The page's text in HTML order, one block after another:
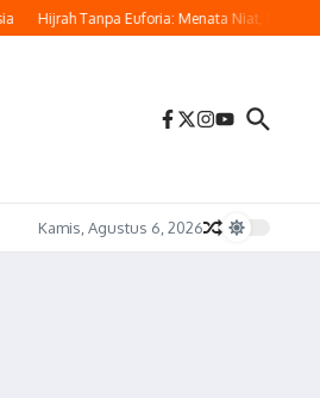
Hijrah Tanpa Euforia: Menata Niat, Menjaga
Kamis, Agustus 6, 2026